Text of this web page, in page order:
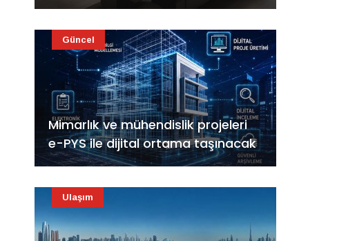
Mimarlık ve mühendislik projeleri
e-PYS ile dijital ortama taşınacak
Güncel
Ulaşım